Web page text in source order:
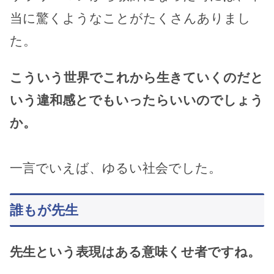
当に驚くようなことがたくさんありまし
た。
こういう世界でこれから生きていくのだと
いう違和感とでもいったらいいのでしょう
か。
一言でいえば、ゆるい社会でした。
誰もが先生
先生という表現はある意味くせ者ですね。